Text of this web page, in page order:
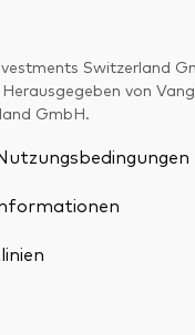
Switzerland
von
GmbH.